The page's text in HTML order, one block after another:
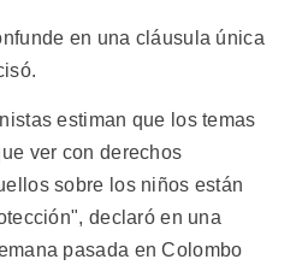
en una cláusula única
estiman que los temas
ver con derechos
sobre los niños están
declaró en una
pasada en Colombo